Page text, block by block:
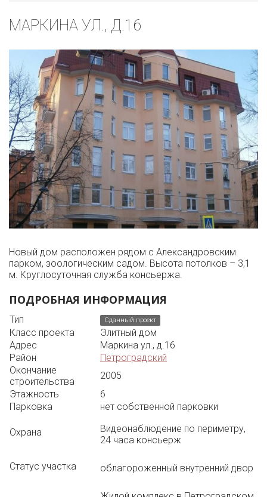
МАРКИНА УЛ., Д.16
Новый дом расположен рядом с Александровским
парком, зоологическим садом. Высота потолков – 3,1
м. Круглосуточная служба консьержа.
ПОДРОБНАЯ ИНФОРМАЦИЯ
Тип Сданный проект
Класс проекта
Элитный дом
Адрес
Маркина ул., д.16
Район
Петроградский
Окончание
строительства
2005
Этажность
6
Парковка
нет собственной парковки
Охрана
Видеонаблюдение по периметру,
24 часа консьерж
Статус участка облагороженный внутренний двор